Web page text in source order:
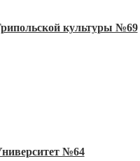
культуры №69
№64